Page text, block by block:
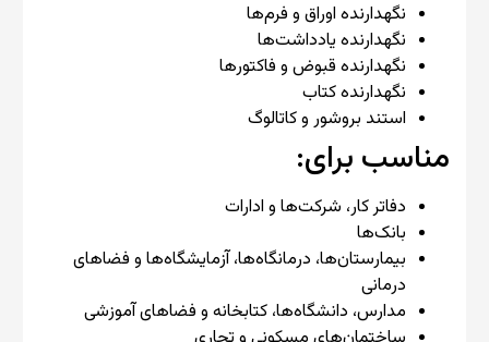
نگهدارنده اوراق و فرم‌ها
نگهدارنده یادداشت‌ها
نگهدارنده قبوض و فاکتورها
نگهدارنده کتاب
استند بروشور و کاتالوگ
مناسب برای:
دفاتر کار، شرکت‌ها و ادارات
بانک‌ها
بیمارستان‌ها، درمانگاه‌ها، آزمایشگاه‌ها و فضاهای
درمانی
مدارس، دانشگاه‌ها، کتابخانه و فضاهای آموزشی